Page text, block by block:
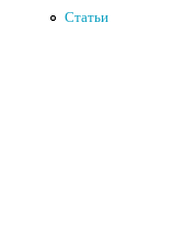
Статьи